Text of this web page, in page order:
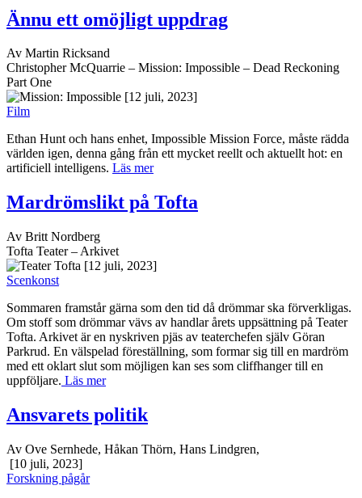
Ännu ett omöjligt uppdrag
Av Martin Ricksand
Christopher McQuarrie – Mission: Impossible – Dead Reckoning
Part One
[12 juli, 2023]
Film
Ethan Hunt och hans enhet, Impossible Mission Force, måste rädda
världen igen, denna gång från ett mycket reellt och aktuellt hot: en
artificiell intelligens. Läs mer
Mardrömslikt på Tofta
Av Britt Nordberg
Tofta Teater – Arkivet
[12 juli, 2023]
Scenkonst
Sommaren framstår gärna som den tid då drömmar ska förverkligas.
Om stoff som drömmar vävs av handlar årets uppsättning på Teater
Tofta. Arkivet är en nyskriven pjäs av teaterchefen själv Göran
Parkrud. En välspelad föreställning, som formar sig till en mardröm
med ett oklart slut som möjligen kan ses som cliffhanger till en
uppföljare. Läs mer
Ansvarets politik
Av Ove Sernhede, Håkan Thörn, Hans Lindgren,
[10 juli, 2023]
Forskning pågår